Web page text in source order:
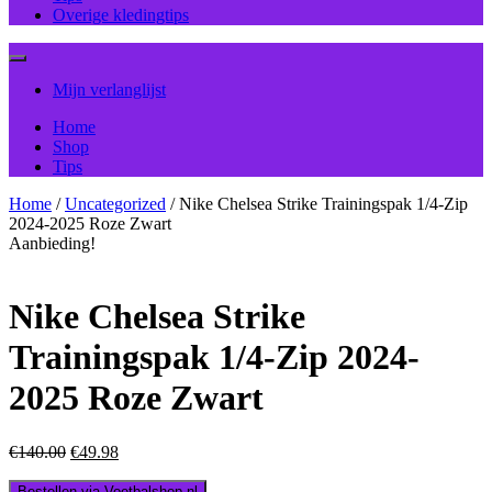
Overige kledingtips
Mijn verlanglijst
Home
Shop
Tips
Home /Uncategorized / Nike Chelsea Strike Trainingspak 1/4-Zip
2024-2025 Roze Zwart
Aanbieding!
Nike Chelsea Strike
Trainingspak 1/4-Zip 2024-
2025 Roze Zwart
€140.00 Oorspronkelijke
€49.98Huidige